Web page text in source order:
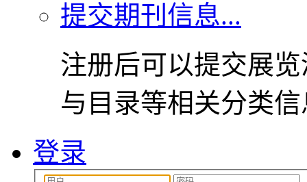
提交期刊信息...
注册后可以提交展
与目录等相关分类
登录